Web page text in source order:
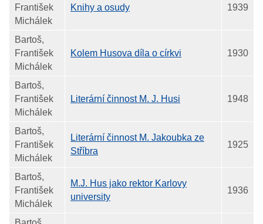
František
Michálek
Knihy a osudy 1939
Bartoš,
František
Michálek
Kolem Husova díla o církvi 1930
Bartoš,
František
Michálek
Literární činnost M. J. Husi 1948
Bartoš,
František
Michálek
Literární činnost M. Jakoubka ze
Stříbra
1925
Bartoš,
František
Michálek
M.J. Hus jako rektor Karlovy
university
1936